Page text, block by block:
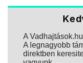
A
A legnagyobb
direktben